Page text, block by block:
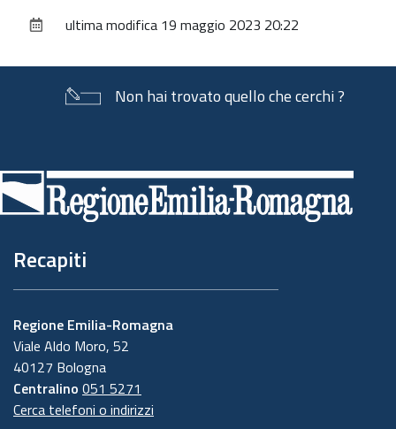
documentoultima modifica 19 maggio 2023 20:22
Non hai trovato quello che cerchi ?
di
pagina
Recapiti
Regione Emilia-Romagna
Viale Aldo Moro, 52
40127 Bologna
Centralino 051 5271
Cerca telefoni o indirizzi